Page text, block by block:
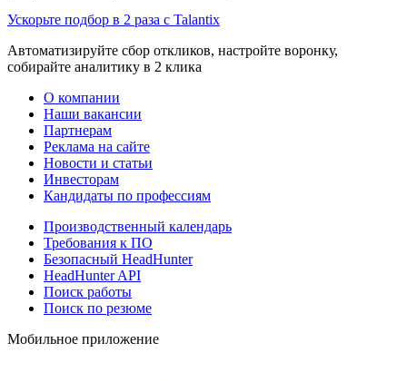
Ускорьте подбор в 2 раза с Talantix
Автоматизируйте сбор откликов, настройте воронку,
собирайте аналитику в 2 клика
О компании
Наши вакансии
Партнерам
Реклама на сайте
Новости и статьи
Инвесторам
Кандидаты по профессиям
Производственный календарь
Требования к ПО
Безопасный HeadHunter
HeadHunter API
Поиск работы
Поиск по резюме
Мобильное приложение